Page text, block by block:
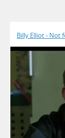
Billy Elliot - Not